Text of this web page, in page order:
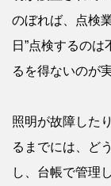
のぼれば、点検
日”点検するの
るを得ないのが
照明が故障した
るまでには、ど
し、台帳で管理